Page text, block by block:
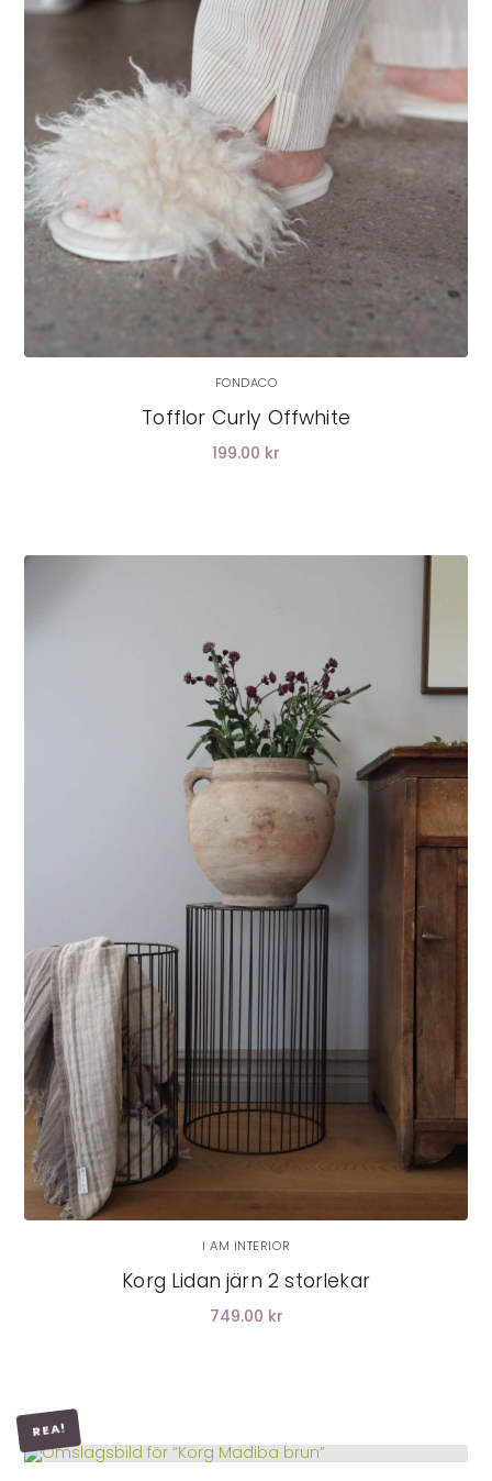
LÄGG I VARUKORG
FONDACO
Tofflor Curly Offwhite
199.00 kr
LÄGG I VARUKORG
I AM INTERIOR
Korg Lidan järn 2 storlekar
749.00 kr
REA!
LÄGG I VARUKORG